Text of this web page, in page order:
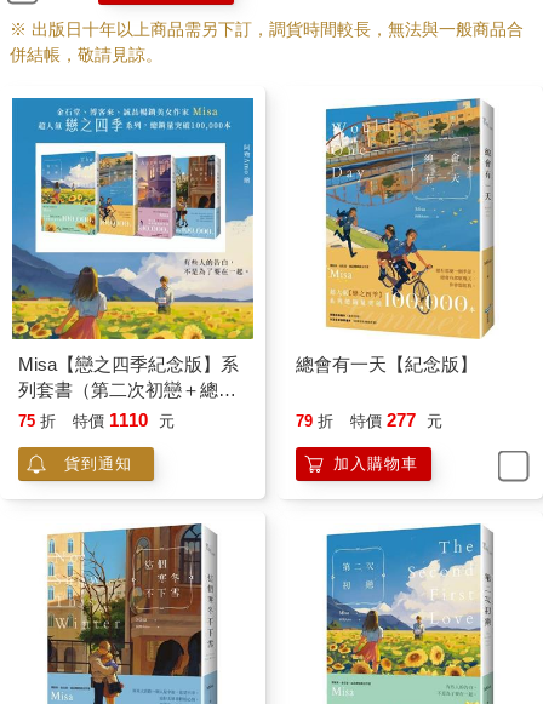
那是什麼莫名其妙的推論呀！
「……那張析宇最近還好嗎？」薛姍姍切入正題。
張析宇的家人全部死於一場人為縱火事故，住家也付之一
炬，讓他傷心欲絕，雖然父母留下的保險金能讓他暫時生活無
虞，但他內心的傷痛卻不是金錢可以撫平的。
見張析宇無家可歸，荏苒主動提議讓張析宇住進她家，希望
能支持他度過這段艱難的日子。
自家中遭逢大變後，張析宇沒再去過學校，終日在家閉門不
出；出於體恤，學校師長也都表示張析宇只要出席考試即可。荏
苒放心不下，漸漸地，她也不再去學校上課，整天都待在家裡陪
伴張析宇。
由荏苒出面與兩人前往附近的餐廳用餐，她再外帶餐點回去給張
事發將近一個月後，荏苒終於再次出現在學校，這讓薛姍姍
非常高興。
只是眼尖的薛姍姍很快發覺荏苒不太對勁。
根據她身為女人的直覺，這絕對與張析宇有關！
※ 出版日十年以上商品需另下訂，調貨時間較長，無法與一般商品合
併結帳，敬請見諒。
Misa【戀之四季紀念版】系
列套書（第二次初戀＋總會
有一天＋秋的貓＋這個寒冬
75 折 特價 1110 元
貨到通知
總會有一天【紀念版】
79 折 特價 277 元
加入購物車